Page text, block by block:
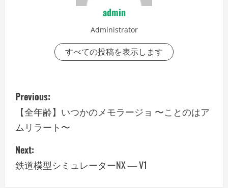
admin
Administrator
すべての投稿を表示します
P
o
s
t
n
Previous:
【全年齢】いつかのメモラージョ 〜ことのはア
ムリラート〜
Next:
鉄道模型シミュレーターNX ― V1